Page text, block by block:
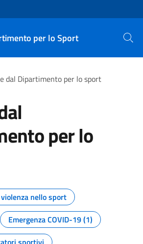
per lo Sport Cerca
dal Dipartimento per lo sport
per lo
della pagina
nello sport
Emergenza COVID-19 (1)